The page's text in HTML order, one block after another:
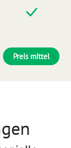
Preis mittel